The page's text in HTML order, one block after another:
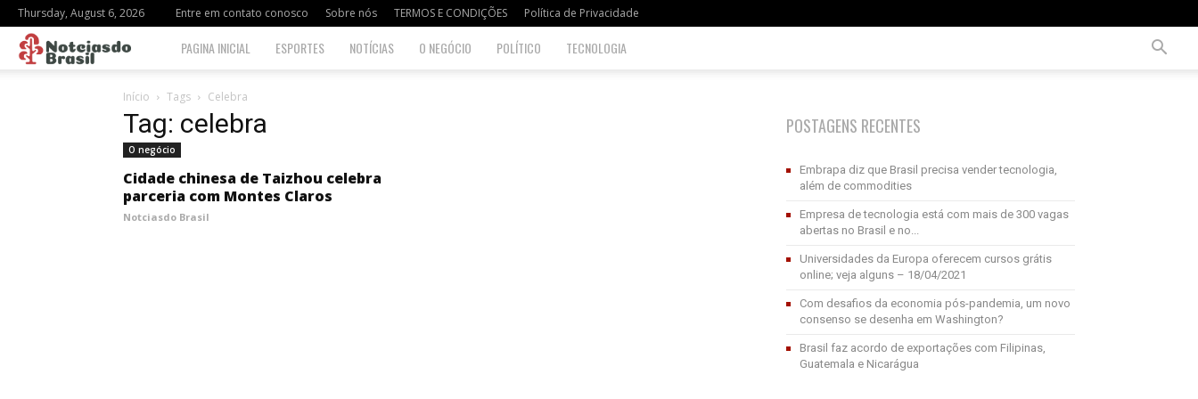
Thursday, August 6, 2026 Entre em contato conosco Sobre nós TERMOS E CONDIÇÕES Política de Privacidade
Notciasdo
Brasil
PAGINA INICIAL ESPORTES NOTÍCIAS O NEGÓCIO POLÍTICO TECNOLOGIA
Início Tags Celebra
Tag: celebra
O negócio
Cidade chinesa de Taizhou celebra
parceria com Montes Claros
Notciasdo Brasil
POSTAGENS RECENTES
Embrapa diz que Brasil precisa vender tecnologia,
além de commodities
Empresa de tecnologia está com mais de 300 vagas
abertas no Brasil e no...
Universidades da Europa oferecem cursos grátis
online; veja alguns – 18/04/2021
Com desafios da economia pós-pandemia, um novo
consenso se desenha em Washington?
Brasil faz acordo de exportações com Filipinas,
Guatemala e Nicarágua